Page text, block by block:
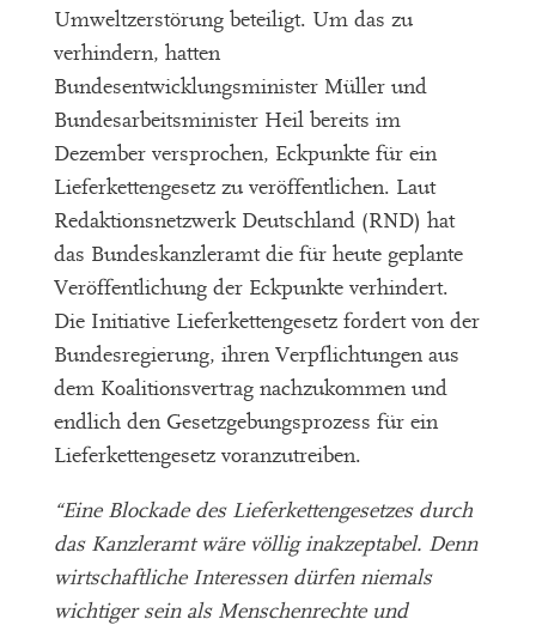
Umweltzerstörung beteiligt. Um das zu
verhindern, hatten
Bundesentwicklungsminister Müller und
Bundesarbeitsminister Heil bereits im
Dezember versprochen, Eckpunkte für ein
Lieferkettengesetz zu veröffentlichen. Laut
Redaktionsnetzwerk Deutschland (RND) hat
das Bundeskanzleramt die für heute geplante
Veröffentlichung der Eckpunkte verhindert.
Die Initiative Lieferkettengesetz fordert von der
Bundesregierung, ihren Verpflichtungen aus
dem Koalitionsvertrag nachzukommen und
endlich den Gesetzgebungsprozess für ein
Lieferkettengesetz voranzutreiben.
“Eine Blockade des Lieferkettengesetzes durch
das Kanzleramt wäre völlig inakzeptabel. Denn
wirtschaftliche Interessen dürfen niemals
wichtiger sein als Menschenrechte und